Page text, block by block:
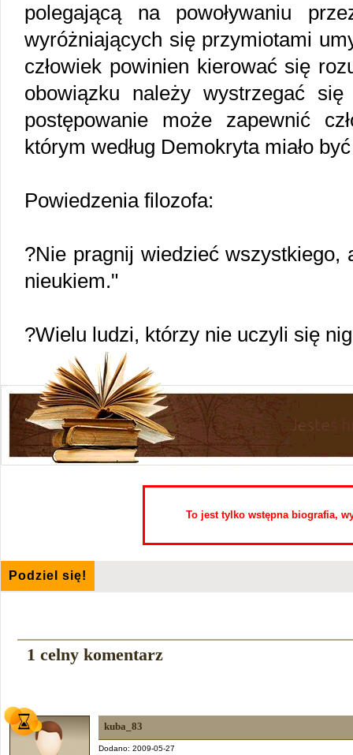
polegającą na powoływaniu
wyróżniających się przymiotami
człowiek powinien kierować się
obowiązku należy wystrzegać się
postępowanie może zapewnić
którym według Demokryta miało
Powiedzenia filozofa:
?Nie pragnij wiedzieć wszystkiego,
nieukiem."
?Wielu ludzi, którzy nie uczyli się
To jest tylko wstępna biografia,
Podziel się!
1 celny komentarz
kuba_83
Dodano: 2009-05-27